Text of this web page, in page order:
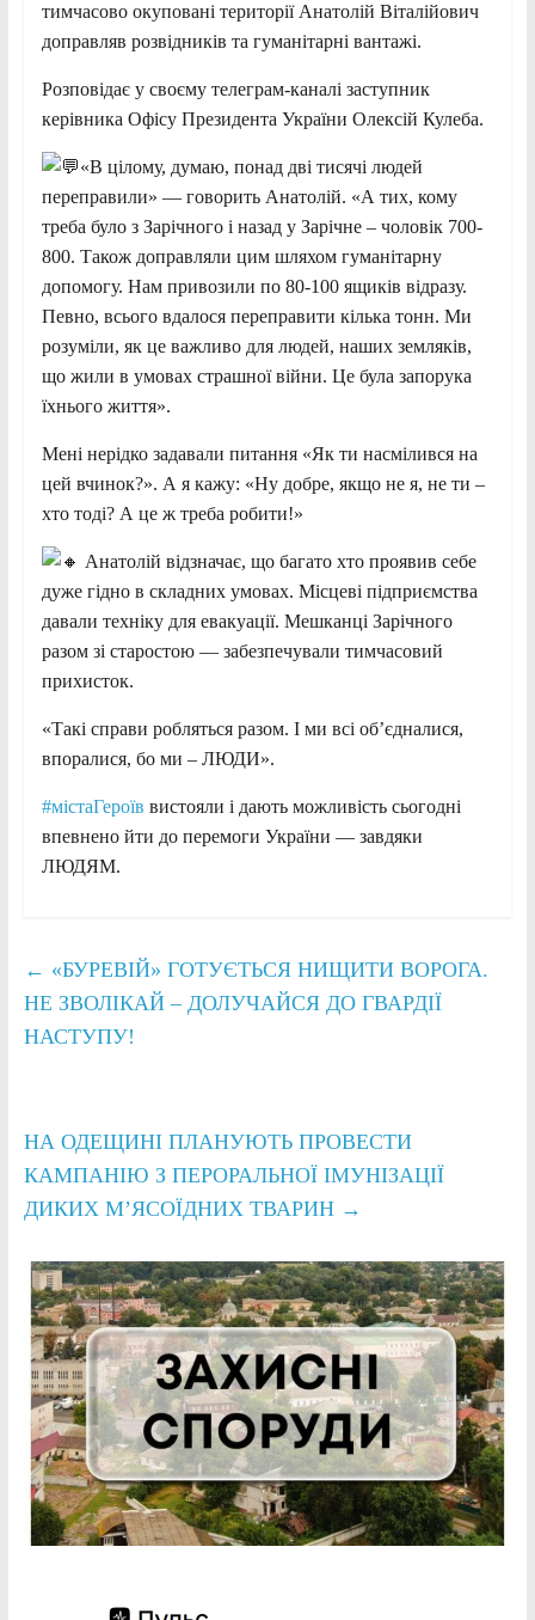
тимчасово окуповані території Анатолій Віталійович
доправляв розвідників та гуманітарні вантажі.
Розповідає у своєму телеграм-каналі заступник
керівника Офісу Президента України Олексій Кулеба.
«В цілому, думаю, понад дві тисячі людей
переправили» — говорить Анатолій. «А тих, кому
треба було з Зарічного і назад у Зарічне – чоловік 700-
800. Також доправляли цим шляхом гуманітарну
допомогу. Нам привозили по 80-100 ящиків відразу.
Певно, всього вдалося переправити кілька тонн. Ми
розуміли, як це важливо для людей, наших земляків,
що жили в умовах страшної війни. Це була запорука
їхнього життя».
Мені нерідко задавали питання «Як ти насмілився на
цей вчинок?». А я кажу: «Ну добре, якщо не я, не ти –
хто тоді? А це ж треба робити!»
Анатолій відзначає, що багато хто проявив себе
дуже гідно в складних умовах. Місцеві підприємства
давали техніку для евакуації. Мешканці Зарічного
разом зі старостою — забезпечували тимчасовий
прихисток.
«Такі справи робляться разом. І ми всі об’єдналися,
впоралися, бо ми – ЛЮДИ».
#містаГероїв вистояли і дають можливість сьогодні
впевнено йти до перемоги України — завдяки
ЛЮДЯМ.
← «БУРЕВІЙ» ГОТУЄТЬСЯ НИЩИТИ ВОРОГА.
НЕ ЗВОЛІКАЙ – ДОЛУЧАЙСЯ ДО ГВАРДІЇ
НАСТУПУ!
НА ОДЕЩИНІ ПЛАНУЮТЬ ПРОВЕСТИ
КАМПАНІЮ З ПЕРОРАЛЬНОЇ ІМУНІЗАЦІЇ
ДИКИХ М’ЯСОЇДНИХ ТВАРИН →